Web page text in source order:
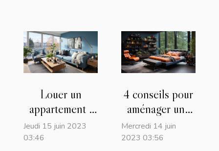
Louer un
appartement :
avec ou sans
meubles ?
Jeudi 15 juin 2023
03:46
4 conseils pour
aménager une
chambre d’ado
Mercredi 14 juin
2023 03:56